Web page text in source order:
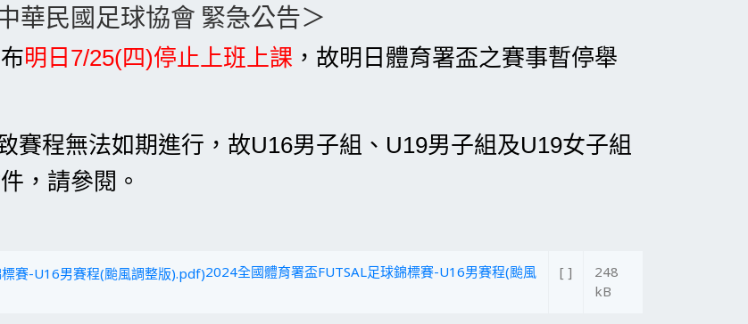
華民國足球協會 緊急公告＞
明日7/25(四)停止上班上課 ，故明日體育署盃之賽事暫停舉
賽程無法如期進行 ， 故U16男子組、U19男子組及U19女子組
，請參閱。
2024全國體育署盃FUTSAL足球錦標賽-U16男賽程(颱風
[ ]
248
kB